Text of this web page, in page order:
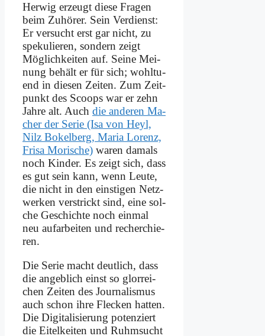
Her­wig er­zeugt die­se Fra­gen
beim Zu­hö­rer. Sein Ver­dienst:
Er ver­sucht erst gar nicht, zu
spe­ku­lie­ren, son­dern zeigt
Mög­lich­kei­ten auf. Sei­ne Mei­
nung be­hält er für sich; wohl­tu­
end in die­sen Zei­ten. Zum Zeit­
punkt des Scoops war er zehn
Jah­re alt. Auch die an­de­ren Ma­
cher der Se­rie (Isa von Heyl,
Nilz Bo­kel­berg, Ma­ria Lo­renz,
Fri­sa Mo­ri­sche) wa­ren da­mals
noch Kin­der. Es zeigt sich, dass
es gut sein kann, wenn Leu­te,
die nicht in den ein­sti­gen Netz­
wer­ken ver­strickt sind, ei­ne sol­
che Ge­schich­te noch ein­mal
neu auf­ar­bei­ten und re­cher­chie­
ren.
Die Se­rie macht deut­lich, dass
die an­geb­lich einst so glor­rei­
chen Zei­ten des Jour­na­lis­mus
auch schon ih­re Flecken hat­ten.
Die Di­gi­ta­li­sie­rung po­ten­ziert
die Ei­tel­kei­ten und Ruhm­sucht